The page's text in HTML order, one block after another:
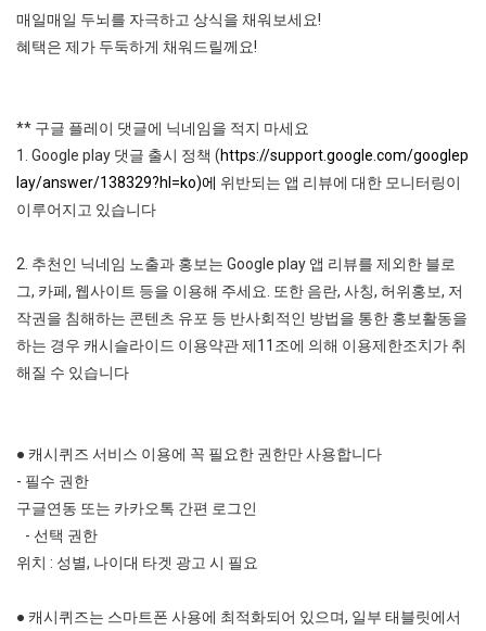
매일매일 두뇌를 자극하고 상식을 채워보세요!
혜택은 제가 두둑하게 채워드릴께요!
** 구글 플레이 댓글에 닉네임을 적지 마세요
1. Google play 댓글 출시 정책 (https://support.google.com/googlep
lay/answer/138329?hl=ko)에 위반되는 앱 리뷰에 대한 모니터링이
이루어지고 있습니다
2. 추천인 닉네임 노출과 홍보는 Google play 앱 리뷰를 제외한 블로
그, 카페, 웹사이트 등을 이용해 주세요. 또한 음란, 사칭, 허위홍보, 저
작권을 침해하는 콘텐츠 유포 등 반사회적인 방법을 통한 홍보활동을
하는 경우 캐시슬라이드 이용약관 제11조에 의해 이용제한조치가 취
해질 수 있습니다
● 캐시퀴즈 서비스 이용에 꼭 필요한 권한만 사용합니다
- 필수 권한
구글연동 또는 카카오톡 간편 로그인
- 선택 권한
위치 : 성별, 나이대 타겟 광고 시 필요
● 캐시퀴즈는 스마트폰 사용에 최적화되어 있으며, 일부 태블릿에서